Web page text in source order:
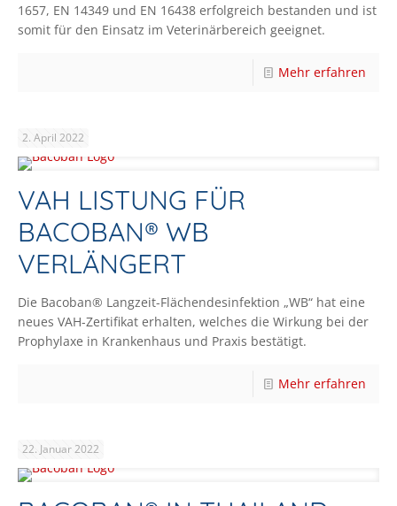
1657, EN 14349 und EN 16438 erfolgreich bestanden und ist
somit für den Einsatz im Veterinärbereich geeignet.
Mehr erfahren
2. April 2022
VAH LISTUNG FÜR
BACOBAN® WB
VERLÄNGERT
Die Bacoban® Langzeit-Flächendesinfektion „WB“ hat eine
neues VAH-Zertifikat erhalten, welches die Wirkung bei der
Prophylaxe in Krankenhaus und Praxis bestätigt.
Mehr erfahren
22. Januar 2022